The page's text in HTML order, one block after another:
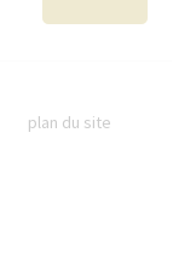
plan du site